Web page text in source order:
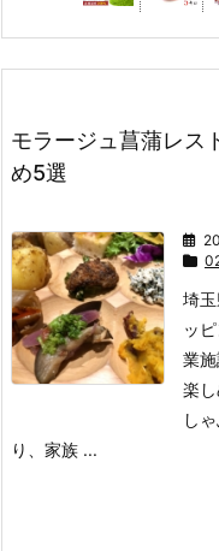
モラージュ菖蒲レス
め5選
埼
ッ
業施
楽し
し
り、家族 ...